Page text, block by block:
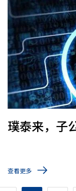
璞泰来，子
查看更多